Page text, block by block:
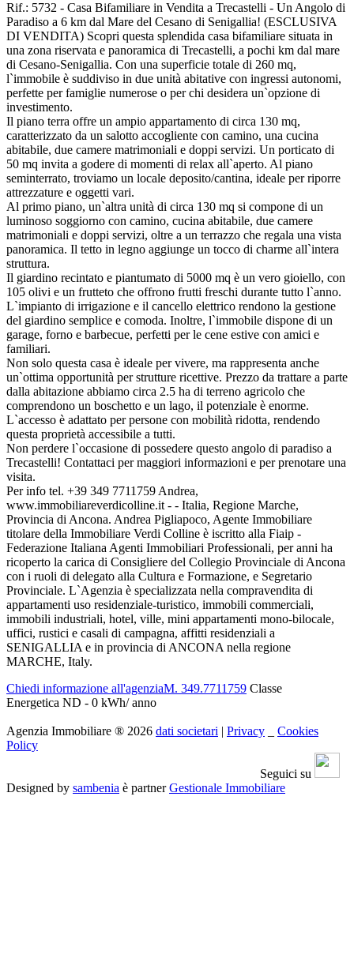
Rif.: 5732 - Casa Bifamiliare in Vendita a Trecastelli - Un Angolo di
Paradiso a 6 km dal Mare del Cesano di Senigallia! (ESCLUSIVA
DI VENDITA) Scopri questa splendida casa bifamiliare situata in
una zona riservata e panoramica di Trecastelli, a pochi km dal mare
di Cesano-Senigallia. Con una superficie totale di 260 mq,
l`immobile è suddiviso in due unità abitative con ingressi autonomi,
perfette per famiglie numerose o per chi desidera un`opzione di
investimento.
Il piano terra offre un ampio appartamento di circa 130 mq,
caratterizzato da un salotto accogliente con camino, una cucina
abitabile, due camere matrimoniali e doppi servizi. Un porticato di
50 mq invita a godere di momenti di relax all`aperto. Al piano
seminterrato, troviamo un locale deposito/cantina, ideale per riporre
attrezzature e oggetti vari.
Al primo piano, un`altra unità di circa 130 mq si compone di un
luminoso soggiorno con camino, cucina abitabile, due camere
matrimoniali e doppi servizi, oltre a un terrazzo che regala una vista
panoramica. Il tetto in legno aggiunge un tocco di charme all`intera
struttura.
Il giardino recintato e piantumato di 5000 mq è un vero gioiello, con
105 olivi e un frutteto che offrono frutti freschi durante tutto l`anno.
L`impianto di irrigazione e il cancello elettrico rendono la gestione
del giardino semplice e comoda. Inoltre, l`immobile dispone di un
garage, forno e barbecue, perfetti per le cene estive con amici e
familiari.
Non solo questa casa è ideale per vivere, ma rappresenta anche
un`ottima opportunità per strutture ricettive. Prezzo da trattare a parte
dalla abitazione abbiamo circa 2.5 ha di terreno agricolo che
comprendono un boschetto e un lago, il potenziale è enorme.
L`accesso è adattato per persone con mobilità ridotta, rendendo
questa proprietà accessibile a tutti.
Non perdere l`occasione di possedere questo angolo di paradiso a
Trecastelli! Contattaci per maggiori informazioni e per prenotare una
visita.
Per info tel. +39 349 7711759 Andrea,
www.immobiliareverdicolline.it - - Italia, Regione Marche,
Provincia di Ancona. Andrea Pigliapoco, Agente Immobiliare
titolare della Immobiliare Verdi Colline è iscritto alla Fiaip -
Federazione Italiana Agenti Immobiliari Professionali, per anni ha
ricoperto la carica di Consigliere del Collegio Provinciale di Ancona
con i ruoli di delegato alla Cultura e Formazione, e Segretario
Provinciale. L`Agenzia è specializzata nella compravendita di
appartamenti uso residenziale-turistico, immobili commerciali,
immobili industriali, hotel, ville, mini appartamenti mono-bilocale,
uffici, rustici e casali di campagna, affitti residenziali a
SENIGALLIA e in provincia di ANCONA nella regione
MARCHE, Italy.
Chiedi informazione all'agenziaM. 349.7711759 Classe
Energetica ND - 0 kWh/ anno
Agenzia Immobiliare ® 2026 dati societari Privacy
Cookies
Policy
Seguici su
Designed by sambenia è partnerGestionale Immobiliare